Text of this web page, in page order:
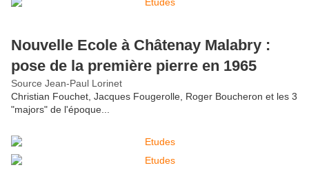
Nouvelle Ecole à Châtenay Malabry :
pose de la première pierre en 1965
Source Jean-Paul Lorinet
Christian Fouchet, Jacques Fougerolle, Roger Boucheron et les 3
"majors" de l'époque...